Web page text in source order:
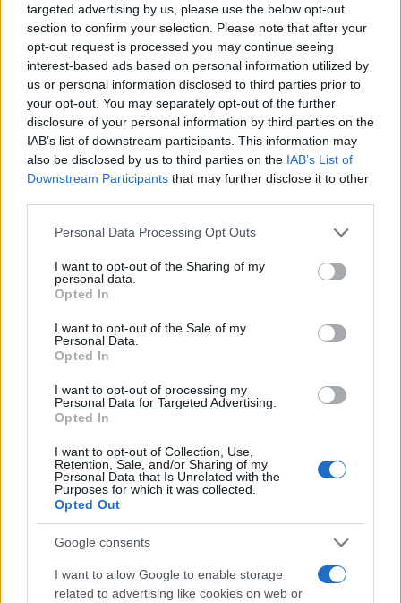
targeted advertising by us, please use the below opt-out
section to confirm your selection. Please note that after your
opt-out request is processed you may continue seeing
interest-based ads based on personal information utilized by
us or personal information disclosed to third parties prior to
your opt-out. You may separately opt-out of the further
disclosure of your personal information by third parties on the
IAB’s list of downstream participants. This information may
also be disclosed by us to third parties on the IAB’s List of
Downstream Participants that may further disclose it to other
Please note that this website/app uses one or more Google
not limited to your visit or usage behaviour. You may click to
grant or deny consent to Google and its third-party tags to
use your data for below specified purposes in below Google
consent section.
Personal Data Processing Opt Outs
I want to opt-out of the Sharing of my
personal data.
Opted In
I want to opt-out of the Sale of my
Personal Data.
Opted In
I want to opt-out of processing my
Personal Data for Targeted Advertising.
Opted In
I want to opt-out of Collection, Use,
Retention, Sale, and/or Sharing of my
Personal Data that Is Unrelated with the
Purposes for which it was collected.
Opted Out
Google consents
I want to allow Google to enable storage
related to advertising like cookies on web or
AUTORE
AiAdhubMedia
Continua a leggere